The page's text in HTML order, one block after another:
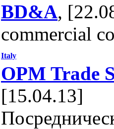
BD&A,
commercial
Italy
OPM Trade
[15.04.13]